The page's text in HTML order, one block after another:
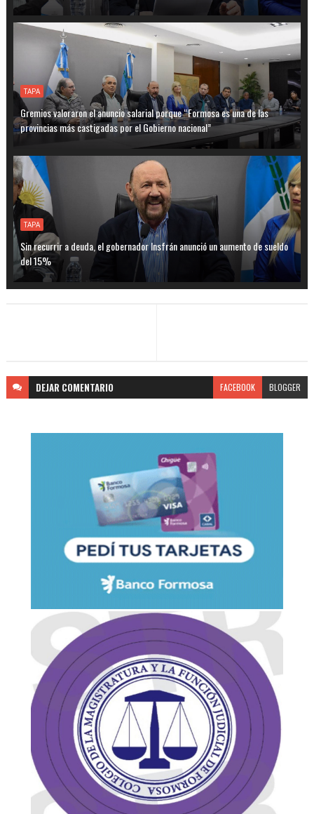
TAPA
Gremios valoraron el anuncio salarial porque “Formosa es una de las
provincias más castigadas por el Gobierno nacional”
TAPA
Sin recurrir a deuda, el gobernador Insfrán anunció un aumento de sueldo
del 15%
DEJAR COMENTARIO FACEBOOK BLOGGER